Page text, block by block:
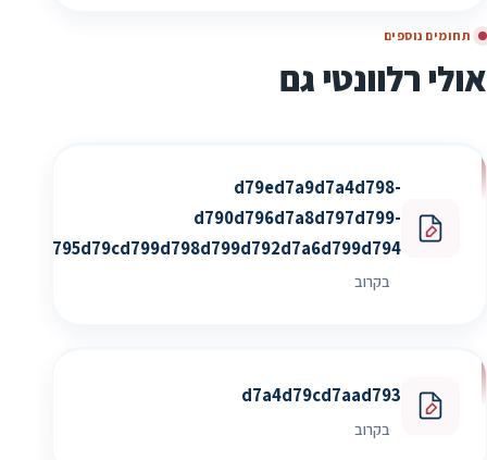
תחומים נוספים
אולי רלוונטי גם
d79ed7a9d7a4d798-
d790d796d7a8d797d799-
d795d79cd799d798d799d792d7a6d799d794
בקרוב
d7a4d79cd7aad793
בקרוב